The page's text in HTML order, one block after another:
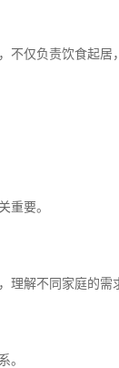
不仅负责饮食起
重要。
理解不同家庭的需
。